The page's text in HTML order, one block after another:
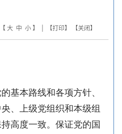
大 中 小】 | 【打印】 【关闭 】
本路线和各项方针、
、上级党组织和本级组
高度一致。保证党的国